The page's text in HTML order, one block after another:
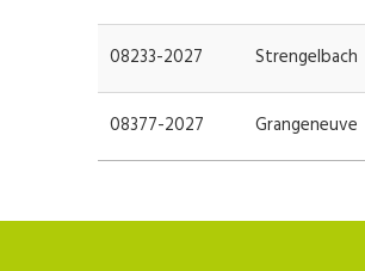
08233-2027 Strengelbach
08377-2027 Grangeneuve